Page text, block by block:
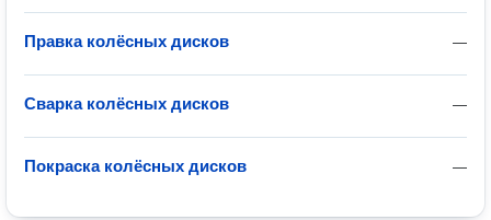
—
Правка колёсных дисков
—
Сварка колёсных дисков
—
Покраска колёсных дисков